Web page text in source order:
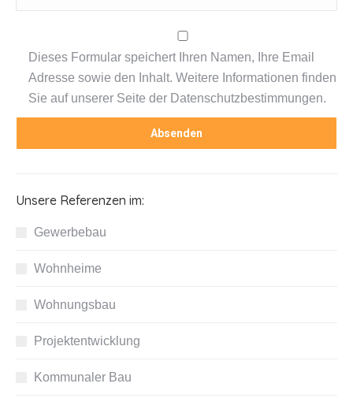
Dieses Formular speichert Ihren Namen, Ihre Email
Adresse sowie den Inhalt. Weitere Informationen finden
Sie auf unserer Seite der Datenschutzbestimmungen.
Unsere Referenzen im:
Gewerbebau
Wohnheime
Wohnungsbau
Projektentwicklung
Kommunaler Bau